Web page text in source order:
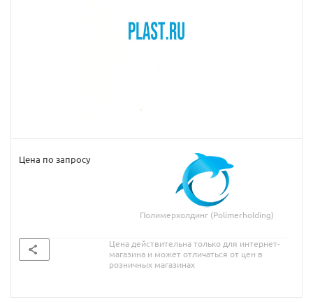
Цена по запросу
Полимерхолдинг (Polimerholding)
Цена действительна только для интернет-
магазина и может отличаться от цен в
розничных магазинах